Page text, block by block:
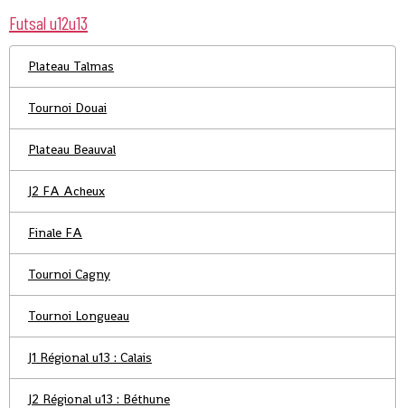
Futsal u12u13
Plateau Talmas
Tournoi Douai
Plateau Beauval
J2 FA Acheux
Finale FA
Tournoi Cagny
Tournoi Longueau
J1 Régional u13 : Calais
J2 Régional u13 : Béthune